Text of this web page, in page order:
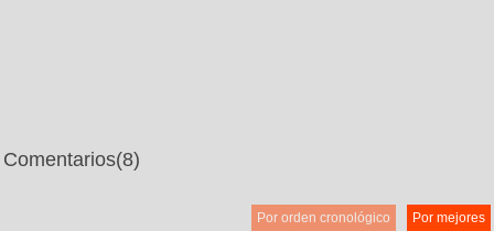
Comentarios(8)
Por mejores
Por orden cronológico